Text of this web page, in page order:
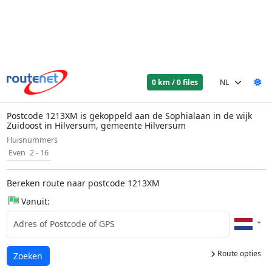
0 km / 0 files
Postcode 1213XM is gekoppeld aan de Sophialaan in de wijk
Zuidoost in Hilversum, gemeente Hilversum
Huisnummers
Even 2 - 16
Bereken route naar postcode 1213XM
Vanuit:
Route opties
Laden...
Zoeken